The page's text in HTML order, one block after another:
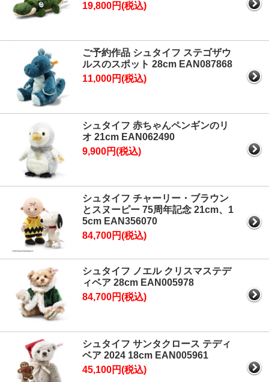
19,800円(税込)
ご予約作品 シュタイフ ステゴザウ
ルスのスポット 28cm EAN087868
11,000円(税込)
シュタイフ 赤ちゃんペンギンのリ
オ 21cm EAN062490
9,900円(税込)
シュタイフ チャーリー・ブラウン
とスヌーピー 75周年記念 21cm、1
5cm EAN356070
84,700円(税込)
シュタイフ ノエル クリスマステデ
ィベア 28cm EAN005978
84,700円(税込)
シュタイフ サンタクロース テディ
ベア 2024 18cm EAN005961
45,100円(税込)